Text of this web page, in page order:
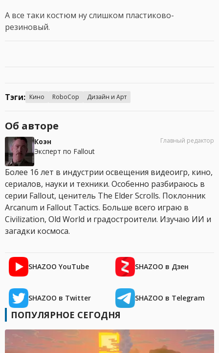
А все таки костюм ну слишком пластиково-
резиновый.
Тэги: Кино RoboCop Дизайн и Арт
Об авторе
Коэн
Эксперт по Fallout
Главный редактор
Более 16 лет в индустрии освещения видеоигр, кино,
сериалов, науки и техники. Особенно разбираюсь в
серии Fallout, ценитель The Elder Scrolls. Поклонник
Arcanum и Fallout Tactics. Больше всего играю в
Civilization, Old World и градостроители. Изучаю ИИ и
загадки космоса.
SHAZOO YouTube SHAZOO в Дзен
SHAZOO в Twitter SHAZOO в Telegram
ПОПУЛЯРНОЕ СЕГОДНЯ